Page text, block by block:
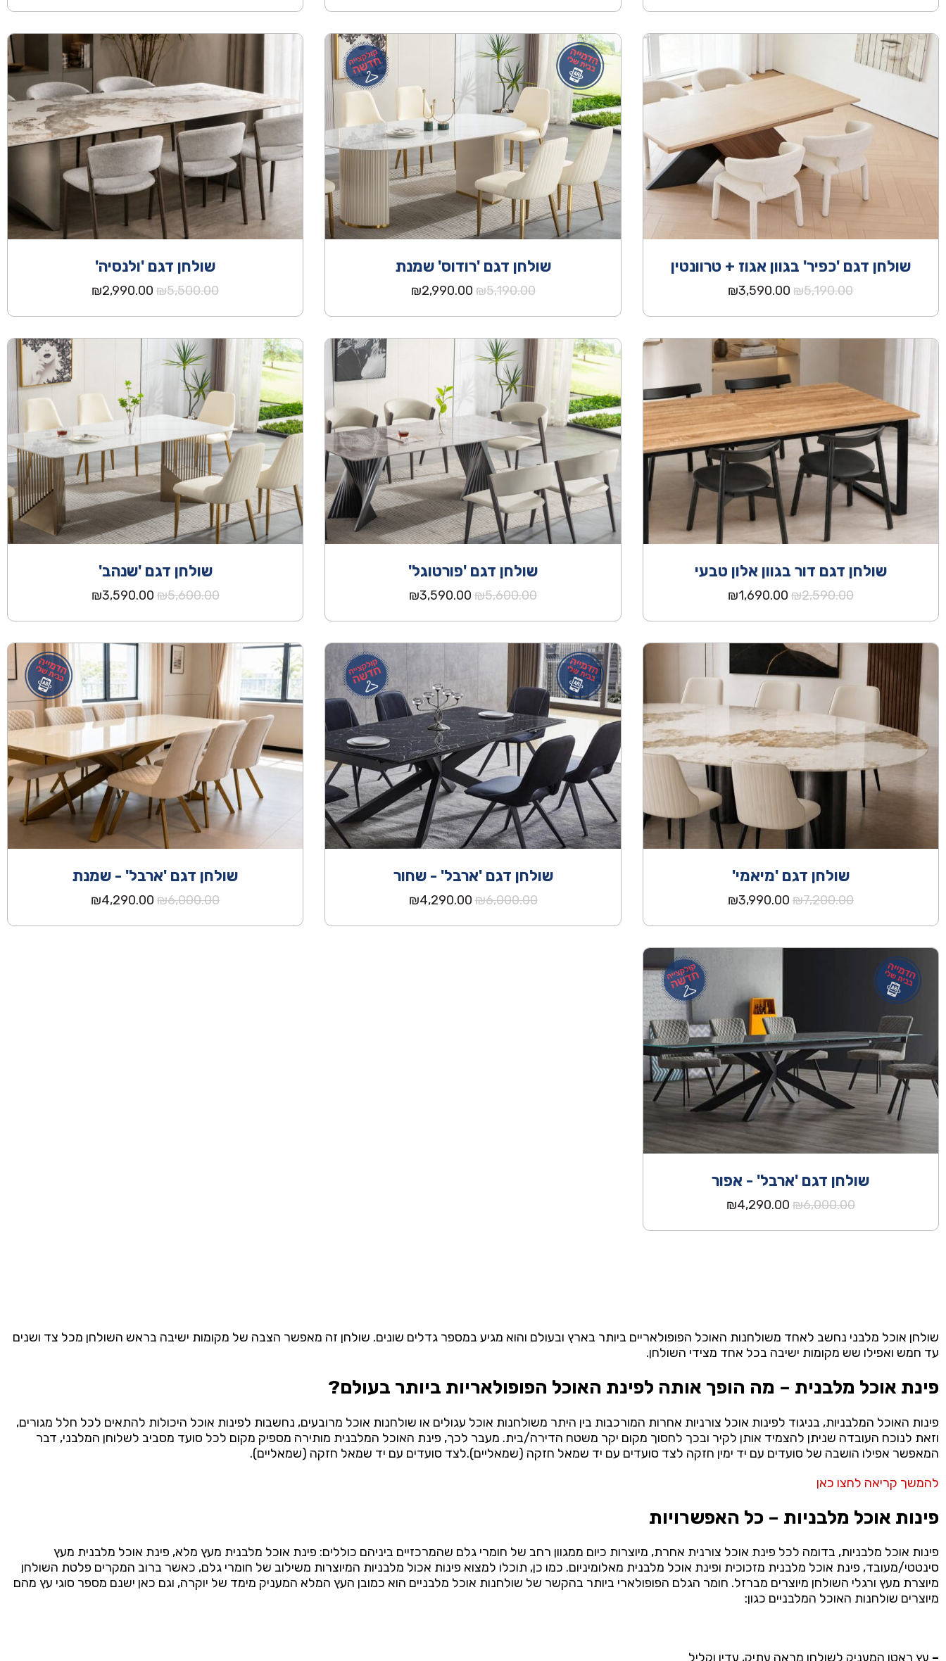
היה:
₪4,900.00.
הוא:
₪2,990.00.
היה:
₪5,190.00.
הוא:
₪3,590.00.
היה:
₪5,190.00.
הוא:
₪3,590.00.
שולחן דגם 'כפיר' בגוון אגוז + טרוונטין
₪5,190.00
המחיר
היה:
₪5,190.00.
₪3,590.00
המחיר
הוא:
₪3,590.00.
שולחן דגם 'רודוס' שמנת
₪5,190.00
המחיר
היה:
₪5,190.00.
₪2,990.00
הוא:
₪2,990.00.
שולחן דגם 'ולנסיה'
₪5,500.00
המחיר
היה:
₪5,500.00.
₪2,990.00
המחיר
הוא:
₪2,990.00.
שולחן דגם דור בגוון אלון טבעי
₪2,590.00
המחיר
היה:
₪2,590.00.
₪1,690.00
הוא:
₪1,690.00.
שולחן דגם 'פורטוגל'
₪5,600.00
המחיר
היה:
₪5,600.00.
₪3,590.00
המחיר
הוא:
₪3,590.00.
שולחן דגם 'שנהב'
₪5,600.00
המחיר
היה:
₪5,600.00.
₪3,590.00
הוא:
₪3,590.00.
שולחן דגם 'מיאמי'
₪7,200.00
המחיר
היה:
₪7,200.00.
₪3,990.00
הוא:
₪3,990.00.
שולחן דגם 'ארבל' - שחור
₪6,000.00
המחיר
היה:
₪4,290.00
הוא:
שולחן דגם 'ארבל' - שמנת
₪6,000.00
המחיר
היה:
₪4,290.00
המחיר
הוא:
שולחן דגם 'ארבל' - אפור
₪6,000.00
המחיר
היה:
₪4,290.00
הוא:
שולחן אוכל מלבני נחשב לאחד משולחנות האוכל הפופולאריים ביותר בארץ ובעולם והוא מגיע במספר גדלים שונים. שולחן זה מאפשר הצבה של מקומות ישיבה בראש השולחן מכל צד ושנים
עד חמש ואפילו שש מקומות ישיבה בכל אחד מצידי השולחן.
פינת אוכל מלבנית – מה הופך אותה לפינת האוכל הפופולאריות ביותר בעולם?
פינות האוכל המלבניות, בניגוד לפינות אוכל צורניות אחרות המורכבות בין היתר משולחנות אוכל עגולים או שולחנות אוכל מרובעים, נחשבות לפינות אוכל היכולות להתאים לכל חלל מגורים,
וזאת לנוכח העובדה שניתן להצמיד אותן לקיר ובכך לחסוך מקום יקר משטח הדירה/בית. מעבר לכך, פינת האוכל המלבנית מותירה מספיק מקום לכל סועד מסביב לשלוחן המלבני, דבר
המאפשר אפילו הושבה של סועדים עם יד ימין חזקה לצד סועדים עם יד שמאל חזקה (שמאליים).לצד סועדים עם יד שמאל חזקה (שמאליים).
להמשך קריאה לחצו כאן
פינות אוכל מלבניות – כל האפשרויות
פינות אוכל מלבניות, בדומה לכל פינת אוכל צורנית אחרת, מיוצרות כיום ממגוון רחב של חומרי גלם שהמרכזיים ביניהם כוללים: פינת אוכל מלבנית מעץ מלא, פינת אוכל מלבנית מעץ
סינטטי/מעובד, פינת אוכל מלבנית מזכוכית ופינת אוכל מלבנית מאלומיניום. כמו כן, תוכלו למצוא פינות אכול מלבניות המיוצרות משילוב של חומרי גלם, כאשר ברוב המקרים פלטת השולחן
מיוצרת מעץ ורגלי השולחן מיוצרים מברזל. חומר הגלם הפופולארי ביותר בהקשר של שולחנות אוכל מלבניים הוא כמובן העץ המלא המעניק מימד של יוקרה, וגם כאן ישנם מספר סוגי עץ מהם
מיוצרים שולחנות האוכל המלבניים כגון:
– עץ ראטן המעניק לשולחן מראה עתיק, עדין וקליל